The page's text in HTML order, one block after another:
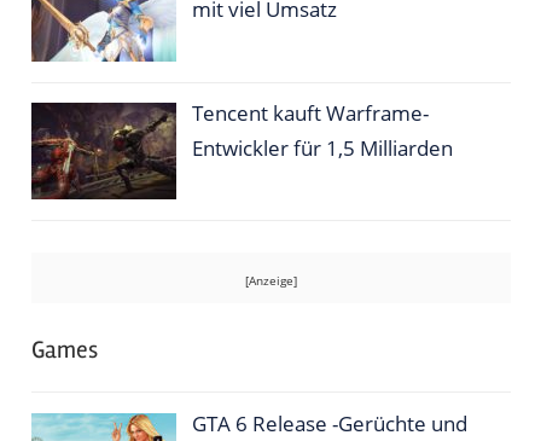
mit viel Umsatz
Tencent kauft Warframe-
Entwickler für 1,5 Milliarden
Games
GTA 6 Release -Gerüchte und